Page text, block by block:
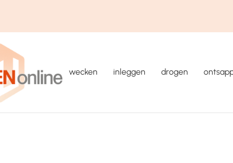
wecken inleggen drogen